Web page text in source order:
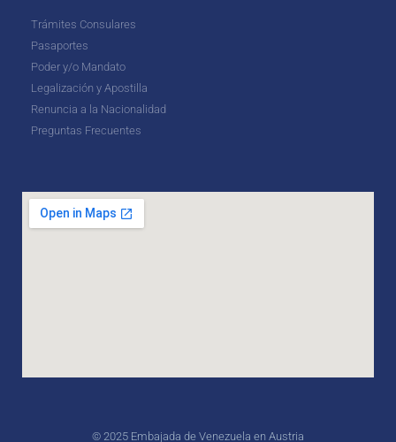
Trámites Consulares
Pasaportes
Poder y/o Mandato
Legalización y Apostilla
Renuncia a la Nacionalidad
Preguntas Frecuentes
© 2025 Embajada de Venezuela en Austria